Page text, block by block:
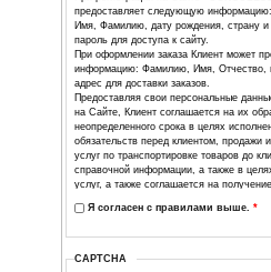
Страна*
Город*